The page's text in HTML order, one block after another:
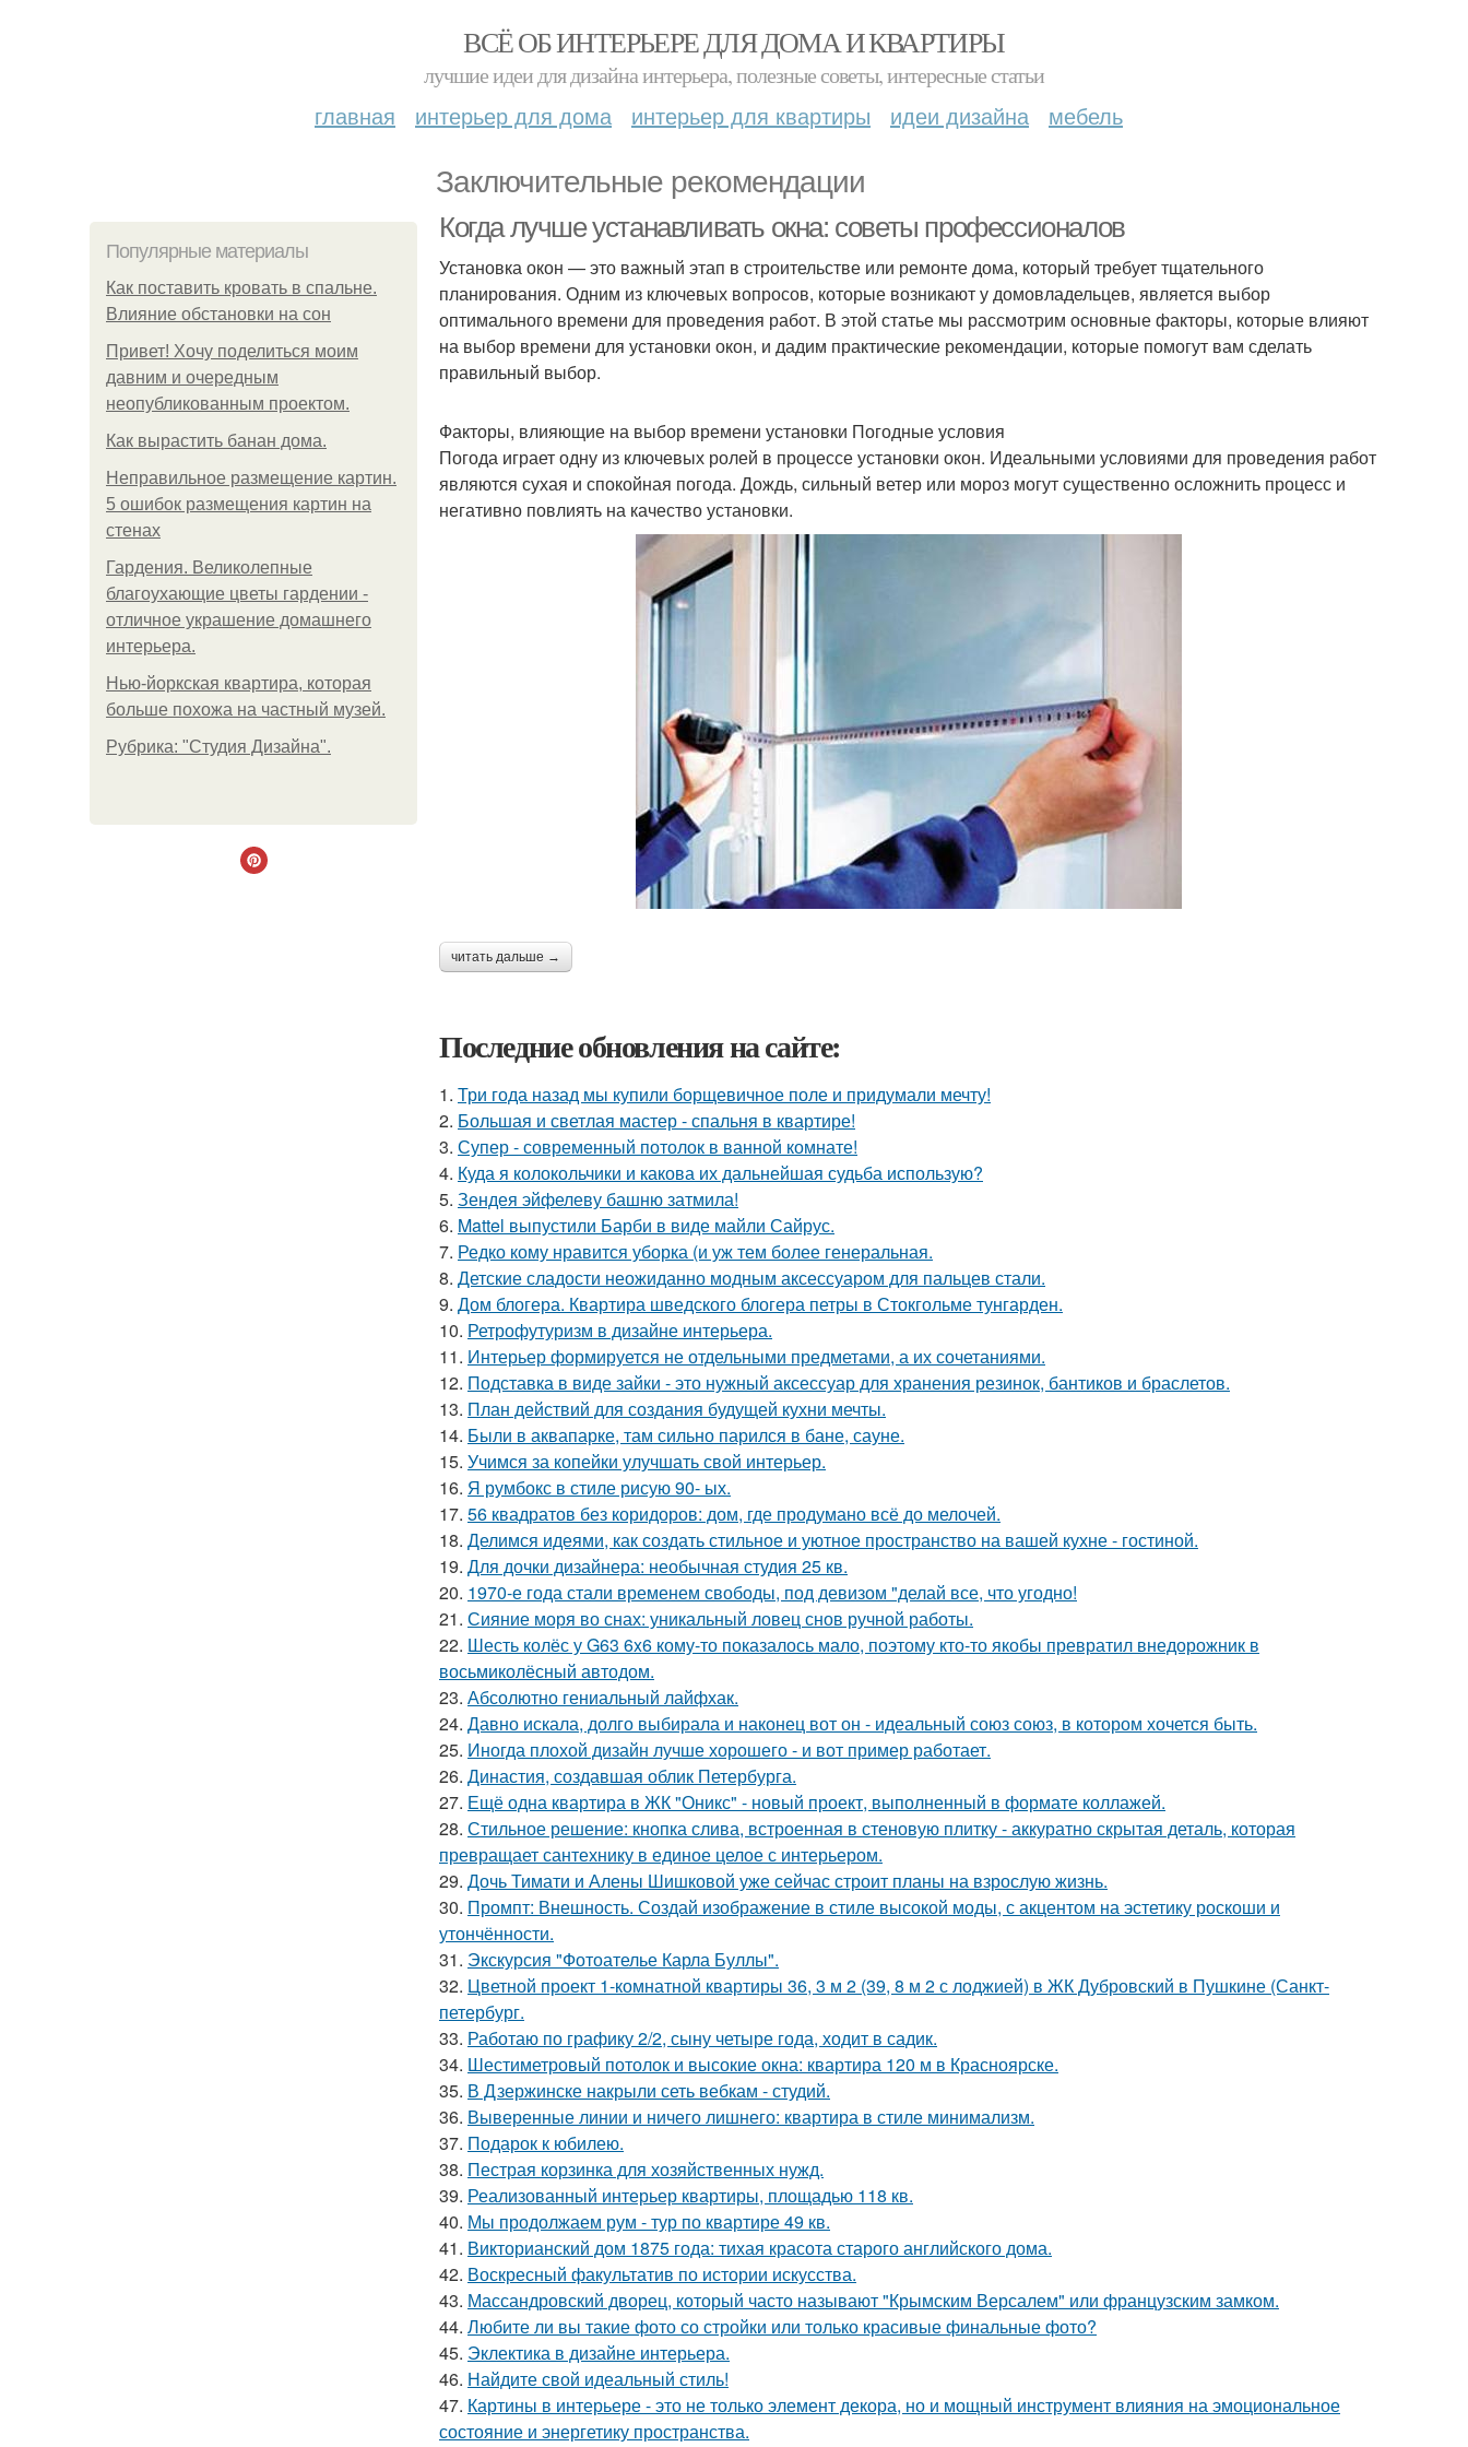
ВСЁ ОБ ИНТЕРЬЕРЕ ДЛЯ ДОМА И КВАРТИРЫ
лучшие идеи для дизайна интерьера, полезные советы, интересные статьи
главная интерьер для дома интерьер для квартиры идеи дизайна мебель
Заключительные рекомендации
Популярные материалы
Как поставить кровать в спальне.
Влияние обстановки на сон
Привет! Хочу поделиться моим
давним и очередным
неопубликованным проектом.
Как вырастить банан дома.
Неправильное размещение картин.
5 ошибок размещения картин на
стенах
Гардения. Великолепные
благоухающие цветы гардении -
отличное украшение домашнего
интерьера.
Нью-йоркская квартира, которая
больше похожа на частный музей.
Рубрика: "Студия Дизайна".
Когда лучше устанавливать окна: советы профессионалов
Установка окон — это важный этап в строительстве или ремонте дома, который требует тщательного
планирования. Одним из ключевых вопросов, которые возникают у домовладельцев, является выбор
оптимального времени для проведения работ. В этой статье мы рассмотрим основные факторы, которые влияют
на выбор времени для установки окон, и дадим практические рекомендации, которые помогут вам сделать
правильный выбор.
Факторы, влияющие на выбор времени установки Погодные условия
Погода играет одну из ключевых ролей в процессе установки окон. Идеальными условиями для проведения работ
являются сухая и спокойная погода. Дождь, сильный ветер или мороз могут существенно осложнить процесс и
негативно повлиять на качество установки.
читать дальше →
Последние обновления на сайте:
1. Три года назад мы купили борщевичное поле и придумали мечту!
2. Большая и светлая мастер - спальня в квартире!
3. Супер - современный потолок в ванной комнате!
4. Куда я колокольчики и какова их дальнейшая судьба использую?
5. Зендея эйфелеву башню затмила!
6. Mattel выпустили Барби в виде майли Сайрус.
7. Редко кому нравится уборка (и уж тем более генеральная.
8. Детские сладости неожиданно модным аксессуаром для пальцев стали.
9. Дом блогера. Квартира шведского блогера петры в Стокгольме тунгарден.
10. Ретрофутуризм в дизайне интерьера.
11. Интерьер формируется не отдельными предметами, а их сочетаниями.
12. Подставка в виде зайки - это нужный аксессуар для хранения резинок, бантиков и браслетов.
13. План действий для создания будущей кухни мечты.
14. Были в аквапарке, там сильно парился в бане, сауне.
15. Учимся за копейки улучшать свой интерьер.
16. Я румбокс в стиле рисую 90- ых.
17. 56 квадратов без коридоров: дом, где продумано всё до мелочей.
18. Делимся идеями, как создать стильное и уютное пространство на вашей кухне - гостиной.
19. Для дочки дизайнера: необычная студия 25 кв.
20. 1970-е года стали временем свободы, под девизом "делай все, что угодно!
21. Сияние моря во снах: уникальный ловец снов ручной работы.
22. Шесть колёс у G63 6x6 кому-то показалось мало, поэтому кто-то якобы превратил внедорожник в
восьмиколёсный автодом.
23. Абсолютно гениальный лайфхак.
24. Давно искала, долго выбирала и наконец вот он - идеальный союз союз, в котором хочется быть.
25. Иногда плохой дизайн лучше хорошего - и вот пример работает.
26. Династия, создавшая облик Петербурга.
27. Ещё одна квартира в ЖК "Оникс" - новый проект, выполненный в формате коллажей.
28. Стильное решение: кнопка слива, встроенная в стеновую плитку - аккуратно скрытая деталь, которая
превращает сантехнику в единое целое с интерьером.
29. Дочь Тимати и Алены Шишковой уже сейчас строит планы на взрослую жизнь.
30. Промпт: Внешность. Создай изображение в стиле высокой моды, с акцентом на эстетику роскоши и
утончённости.
31. Экскурсия "Фотоателье Карла Буллы".
32. Цветной проект 1-комнатной квартиры 36, 3 м 2 (39, 8 м 2 с лоджией) в ЖК Дубровский в Пушкине (Санкт-
петербург.
33. Работаю по графику 2/2, сыну четыре года, ходит в садик.
34. Шестиметровый потолок и высокие окна: квартира 120 м в Красноярске.
35. В Дзержинске накрыли сеть вебкам - студий.
36. Выверенные линии и ничего лишнего: квартира в стиле минимализм.
37. Подарок к юбилею.
38. Пестрая корзинка для хозяйственных нужд.
39. Реализованный интерьер квартиры, площадью 118 кв.
40. Мы продолжаем рум - тур по квартире 49 кв.
41. Викторианский дом 1875 года: тихая красота старого английского дома.
42. Воскресный факультатив по истории искусства.
43. Массандровский дворец, который часто называют "Крымским Версалем" или французским замком.
44. Любите ли вы такие фото со стройки или только красивые финальные фото?
45. Эклектика в дизайне интерьера.
46. Найдите свой идеальный стиль!
47. Картины в интерьере - это не только элемент декора, но и мощный инструмент влияния на эмоциональное
состояние и энергетику пространства.